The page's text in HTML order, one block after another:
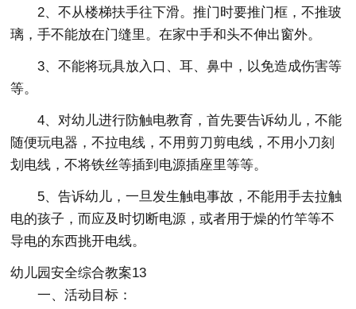
2、不从楼梯扶手往下滑。推门时要推门框，不推玻
璃，手不能放在门缝里。在家中手和头不伸出窗外。
3、不能将玩具放入口、耳、鼻中，以免造成伤害等
等。
4、对幼儿进行防触电教育，首先要告诉幼儿，不能
随便玩电器，不拉电线，不用剪刀剪电线，不用小刀刻
划电线，不将铁丝等插到电源插座里等等。
5、告诉幼儿，一旦发生触电事故，不能用手去拉触
电的孩子，而应及时切断电源，或者用于燥的竹竿等不
导电的东西挑开电线。
幼儿园安全综合教案13
一、活动目标：